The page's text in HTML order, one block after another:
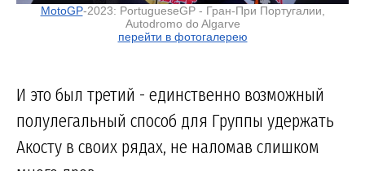
MotoGP-2023: PortugueseGP - Гран-При Португалии,
Autodromo do Algarve
перейти в фотогалерею
И это был третий - единственно возможный
полулегальный способ для Группы удержать
Акосту в своих рядах, не наломав слишком